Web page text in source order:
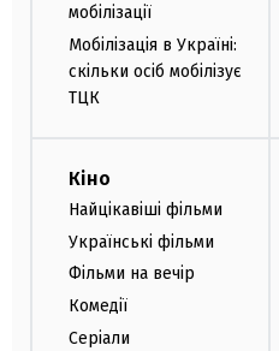
мобілізації
Мобілізація в Україні:
скільки осіб мобілізує
ТЦК
Кіно
Найцікавіші фільми
Українські фільми
Фільми на вечір
Комедії
Серіали